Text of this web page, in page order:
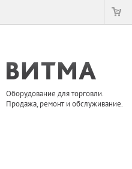
Оборудование для торговли.
Продажа, ремонт и обслуживание.